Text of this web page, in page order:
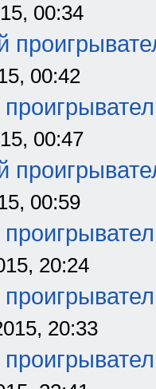
00:34
00:42
00:47
00:59
20:24
20:33